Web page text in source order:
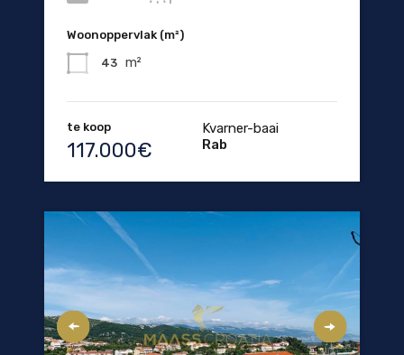
Woonoppervlak (m²)
43 m²
te koop
117.000€
Kvarner-baai
Rab